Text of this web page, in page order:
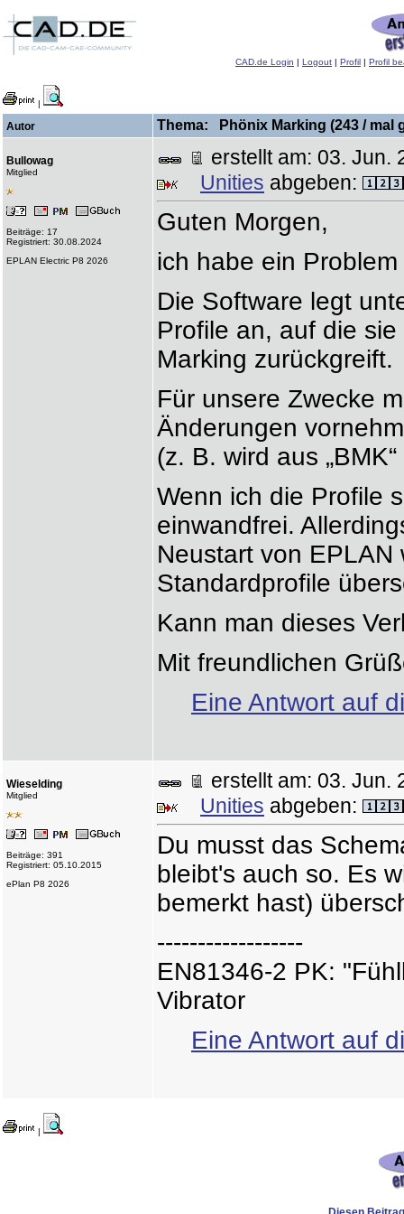
CAD.de Login | Logout | Profil | Profil
|
Autor Thema: Phönix Marking (243 / mal
Bullowag
Mitglied
Beiträge: 17
Registriert: 30.08.2024
EPLAN Electric P8 2026
erstellt am: 03.
Unities abgeben:
Guten Morgen,
ich habe ein
Die Software legt
Profile an, auf die
Marking zurückgreift.
Für unsere Zwecke
Änderungen
(z. B. wird aus
Wenn ich die Profile
einwandfrei.
Neustart von
Standardprofile
Kann man dieses
Mit freundlichen
Eine Antwort auf
Wieselding
Mitglied
Beiträge: 391
Registriert: 05.10.2015
ePlan P8 2026
erstellt am: 03.
Unities abgeben:
Du musst das
bleibt's auch so. Es
bemerkt hast)
------------------
EN81346-2 PK:
Vibrator
Eine Antwort auf
|